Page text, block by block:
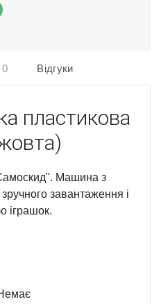
0 Відгуки
пластикова
Машина з
завантаження і
іграшок.